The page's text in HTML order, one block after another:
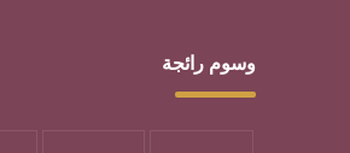
وسوم رائجة